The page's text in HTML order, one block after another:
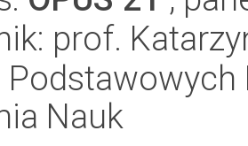
prof.
Nauk